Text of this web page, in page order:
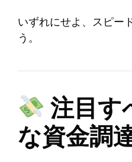
いずれにせよ、スピー
う。
注目す
な資金調